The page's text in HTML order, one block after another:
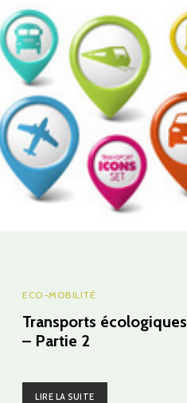
ECO-MOBILITÉ
Transports écologiques
– Partie 2
LIRE LA SUITE